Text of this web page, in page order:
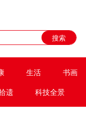
生活 书画
遗 科技全景